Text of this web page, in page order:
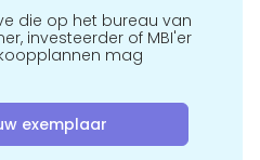
die op het bureau van
investeerder of MBI'er
mag
exemplaar